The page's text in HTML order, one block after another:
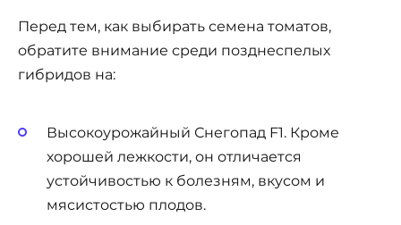
Перед тем, как выбирать семена томатов,
обратите внимание среди позднеспелых
гибридов на:
Высокоурожайный Снегопад F1. Кроме
хорошей лежкости, он отличается
устойчивостью к болезням, вкусом и
мясистостью плодов.